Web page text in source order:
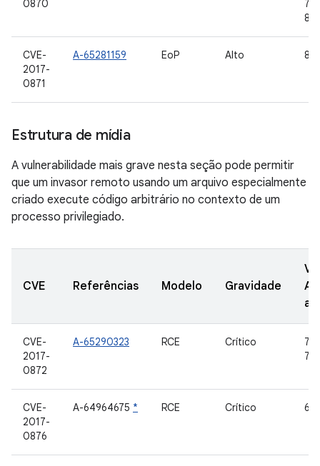
0870
8.0
CVE-
2017-
0871
A-65281159 EoP Alto 8,0
Estrutura de mídia
A vulnerabilidade mais grave nesta seção pode permitir
que um invasor remoto usando um arquivo especialmente
criado execute código arbitrário no contexto de um
processo privilegiado.
CVE Referências Modelo Gravidade
CVE-
2017-
0872
A-65290323 RCE Crítico
CVE-
2017-
0876
A-64964675 * RCE Crítico 6,0